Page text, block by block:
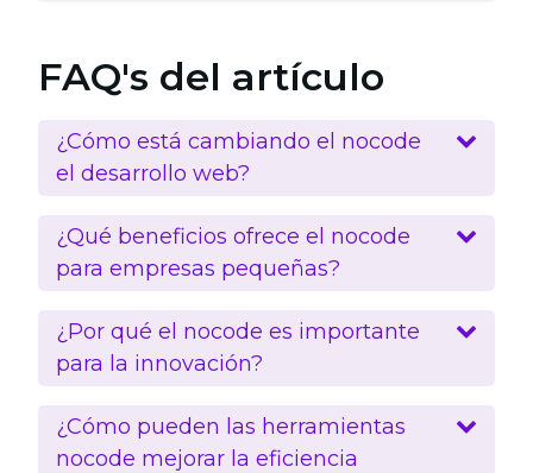
FAQ's del artículo
¿Cómo está cambiando el nocode
el desarrollo web?
¿Qué beneficios ofrece el nocode
para empresas pequeñas?
¿Por qué el nocode es importante
para la innovación?
¿Cómo pueden las herramientas
nocode mejorar la eficiencia